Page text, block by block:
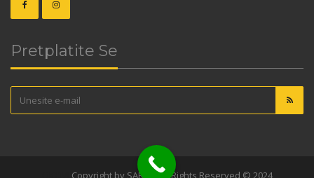
Pretplatite Se
Copyright by SARKA. All Rights Reserved © 2024